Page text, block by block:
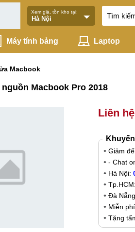
Xem giá, tồn kho tại:
Máy tính bảng Laptop
Macbook
Macbook Pro 2018
Liên hệ
Giảm
- Chat
Hà Nội:
Tp.HCM:
Đà
Miễn
Tặng